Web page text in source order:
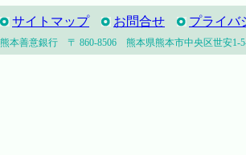
サイトマップ お問合せ プライバ
熊本善意銀行 〒 860-8506 熊本県熊本市中央区世安1-